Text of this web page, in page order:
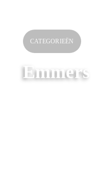
CATEGORIEËN
Emmers